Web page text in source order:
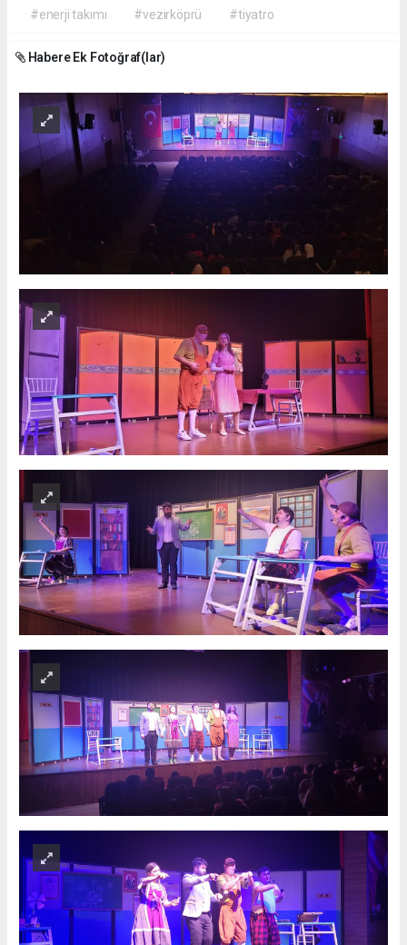
#enerji takımı #vezirköprü #tiyatro
Habere Ek Fotoğraf(lar)